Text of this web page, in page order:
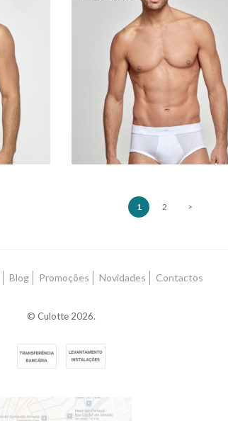
SLIP IMPETUS PURE
COTTON
1 2 >
Blog Promoções Novidades Contactos
© Culotte 2026.